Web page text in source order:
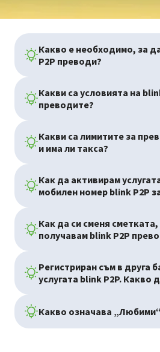
Какво е необходимо, за
P2P преводи?
Какви са условията на
преводите?
Какви са лимитите за
и има ли такса?
Как да активирам
мобилен номер blink P2P
Как да си сменя
получавам blink P2P
Регистриран съм в друга
услугата blink P2P. Какво
Какво означава